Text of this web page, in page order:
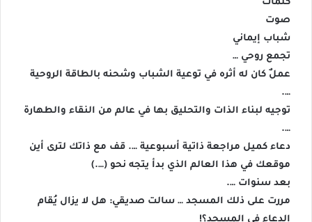
كلمات
صوت
شباب إيماني
تجمع روحي …
عملٌ كان له أثره في توعية الشباب وشحنه بالطاقة الروحية
….
توجيه لبناء الذات والتحليق بها في عالم من النقاء والطهارة
….
دعاء كميل مراجعة ذاتية أسبوعية …. قف مع ذاتك لترى أين
موقعك في هذا العالم الذي بدأ يتجه نحو (….)
بعد سنوات ….
مررت على ذلك المسجد … سالت صديقي: هل لا يزال يُقام
الدعاء في المسجد؟!